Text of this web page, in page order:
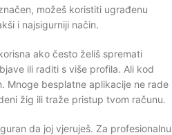
možeš koristiti ugrađenu
i najsigurniji način.
ako često želiš spremati
ili raditi s više profila. Ali kod
Mnoge besplatne aplikacije ne rade
žig ili traže pristup tvom računu.
da joj vjeruješ. Za profesionalnu